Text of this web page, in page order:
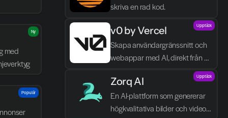
med
Ny
Populär
skriva en rad kod.
v0 by Vercel
Skapa användargränssnitt och
webappar med AI, direkt från
Upptäck
Zorq AI
En AI-plattform som genererar
högkvalitativa bilder och videor
Upptäck